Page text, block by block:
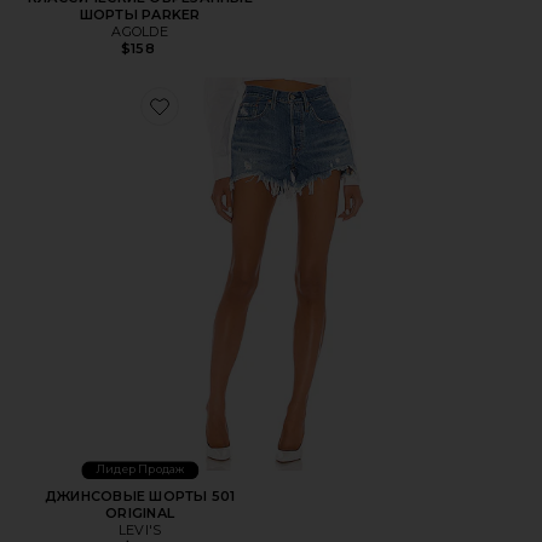
ШОРТЫ PARKER
AGOLDE
$158
Favorite ДЖИНСОВЫЕ ШОРТЫ 501 ORIGINAL
Лидер Продаж
ДЖИНСОВЫЕ ШОРТЫ 501
ORIGINAL
LEVI'S